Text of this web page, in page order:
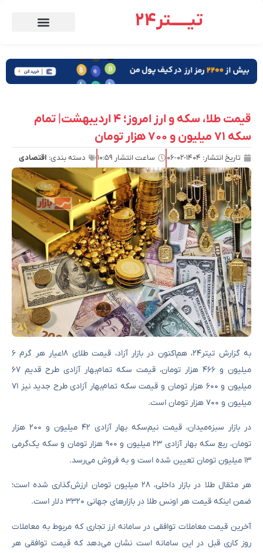
تیـــــتر24
قیمت طلا، سکه و ارز امروز؛ ۴ اردیبهشت| تمام
سکه ۷۱ میلیون و ۷۰۰ هزار تومان
تاریخ انتشار: ۱۴۰۴-۰۲-۰۶ ساعت انتشار ۱۰:۵۹ دسته بندی: اقتصادی
به گزارش تیتر۲۴، هم‌اکنون در بازار آزاد، قیمت طلای ۱۸عیار هر گرم ۶
میلیون و ۴۶۶ هزار تومان، قیمت سکه تمام‌بهار آزادی طرح قدیم ۶۷
میلیون و ۶۰۰ هزار تومان و قیمت سکه تمام‌بهار آزادی طرح جدید نیز ۷۱
میلیون و ۷۰۰ هزار تومان است.
در بازار سبزه‌میدان، قیمت نیم‌سکه بهار آزادی ۴۲ میلیون و ۲۰۰ هزار
تومان، ربع سکه بهار آزادی ۲۳ میلیون و ۹۰۰ هزار تومان و سکه یک‌گرمی
۱۳ میلیون تومان تعیین شده است و به فروش می‌رسد.
هر مثقال طلا در بازار داخلی، ۲۸ میلیون تومان ارزش‌گذاری شده است؛
ضمن اینکه قیمت هر اونس طلا در بازارهای جهانی ۳۳۲۰ دلار است.
آخرین قیمت معاملات توافقی در سامانه ارز تجاری که مربوط به معاملات
روز کاری قبل در این سامانه است نشان می‌دهد که قیمت توافقی هر